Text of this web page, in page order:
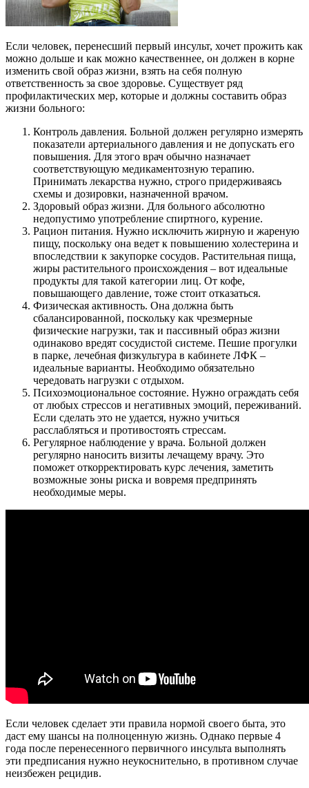
Если человек, перенесший первый инсульт, хочет прожить как
можно дольше и как можно качественнее, он должен в корне
изменить свой образ жизни, взять на себя полную
ответственность за свое здоровье. Существует ряд
профилактических мер, которые и должны составить образ
жизни больного:
Контроль давления. Больной должен регулярно измерять
показатели артериального давления и не допускать его
повышения. Для этого врач обычно назначает
соответствующую медикаментозную терапию.
Принимать лекарства нужно, строго придерживаясь
схемы и дозировки, назначенной врачом.
Здоровый образ жизни. Для больного абсолютно
недопустимо употребление спиртного, курение.
Рацион питания. Нужно исключить жирную и жареную
пищу, поскольку она ведет к повышению холестерина и
впоследствии к закупорке сосудов. Растительная пища,
жиры растительного происхождения – вот идеальные
продукты для такой категории лиц. От кофе,
повышающего давление, тоже стоит отказаться.
Физическая активность. Она должна быть
сбалансированной, поскольку как чрезмерные
физические нагрузки, так и пассивный образ жизни
одинаково вредят сосудистой системе. Пешие прогулки
в парке, лечебная физкультура в кабинете ЛФК –
идеальные варианты. Необходимо обязательно
чередовать нагрузки с отдыхом.
Психоэмоциональное состояние. Нужно ограждать себя
от любых стрессов и негативных эмоций, переживаний.
Если сделать это не удается, нужно учиться
расслабляться и противостоять стрессам.
Регулярное наблюдение у врача. Больной должен
регулярно наносить визиты лечащему врачу. Это
поможет откорректировать курс лечения, заметить
возможные зоны риска и вовремя предпринять
необходимые меры.
Если человек сделает эти правила нормой своего быта, это
даст ему шансы на полноценную жизнь. Однако первые 4
года после перенесенного первичного инсульта выполнять
эти предписания нужно неукоснительно, в противном случае
неизбежен рецидив.